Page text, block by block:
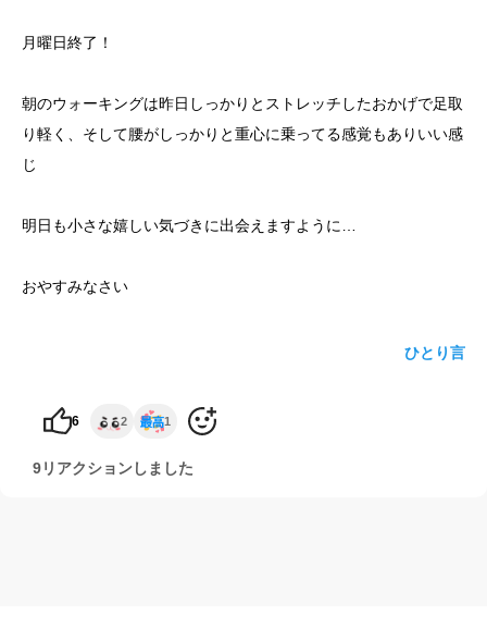
月曜日終了！
朝のウォーキングは昨日しっかりとストレッチしたおかげで足取
り軽く、そして腰がしっかりと重心に乗ってる感覚もありいい感
じ
明日も小さな嬉しい気づきに出会えますように…
おやすみなさい
ひとり言
6 2 1
9リアクションしました
トップ画面ガイド
yoshidaコラム